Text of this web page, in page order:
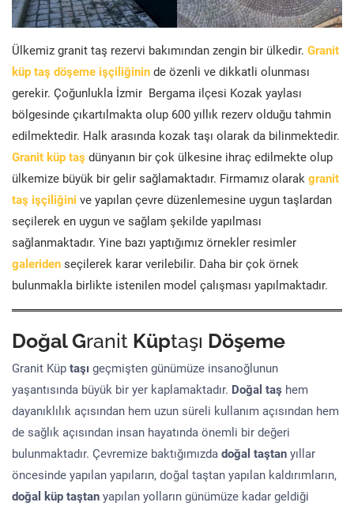
Ülkemiz granit taş rezervi bakımından zengin bir ülkedir. Granit
küp taş döşeme işçiliğinin de özenli ve dikkatli olunması
gerekir. Çoğunlukla İzmir Bergama ilçesi Kozak yaylası
bölgesinde çıkartılmakta olup 600 yıllık rezerv olduğu tahmin
edilmektedir. Halk arasında kozak taşı olarak da bilinmektedir.
Granit küp taş dünyanın bir çok ülkesine ihraç edilmekte olup
ülkemize büyük bir gelir sağlamaktadır. Firmamız olarak granit
taş işçiliğini ve yapılan çevre düzenlemesine uygun taşlardan
seçilerek en uygun ve sağlam şekilde yapılması
sağlanmaktadır. Yine bazı yaptığımız örnekler resimler
galeriden seçilerek karar verilebilir. Daha bir çok örnek
bulunmakla birlikte istenilen model çalışması yapılmaktadır.
Doğal Granit Küptaşı Döşeme
Granit Küp taşı geçmişten günümüze insanoğlunun
yaşantısında büyük bir yer kaplamaktadır. Doğal taş hem
dayanıklılık açısından hem uzun süreli kullanım açısından hem
de sağlık açısından insan hayatında önemli bir değeri
bulunmaktadır. Çevremize baktığımızda doğal taştan yıllar
öncesinde yapılan yapıların, doğal taştan yapılan kaldırımların,
doğal küp taştan yapılan yolların günümüze kadar geldiği